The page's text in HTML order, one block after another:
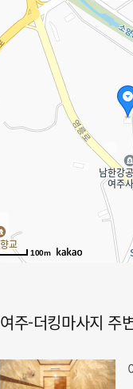
100m
여주-더킹마사지 주